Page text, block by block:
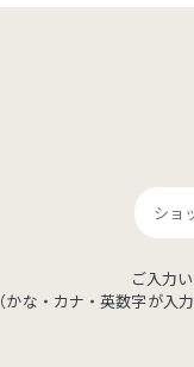
ご入力
（かな・カナ・英数字が入